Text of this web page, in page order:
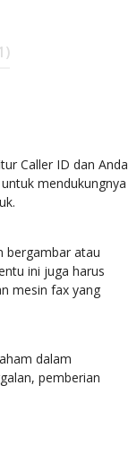
Caller ID dan Anda
mendukungnya
bergambar atau
ini juga harus
mesin fax yang
dalam
pemberian